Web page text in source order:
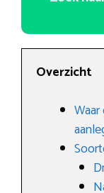
Overzicht